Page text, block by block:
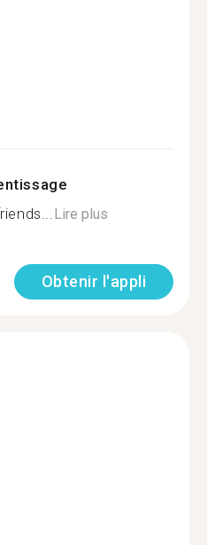
Lire plus
Obtenir l'appli